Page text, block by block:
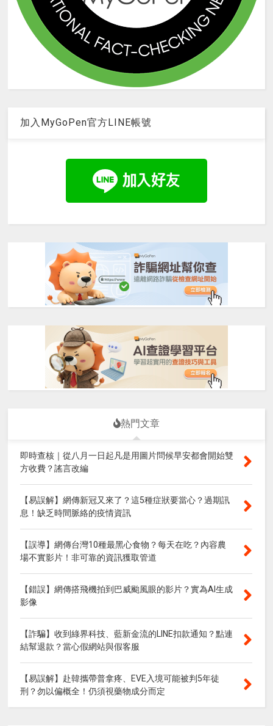
加入MyGoPen官方LINE帳號
熱門文章
即時查核｜從八月一日起凡是用圖片問候早安都會開始雙
方收費？謠言改編
【易誤解】網傳新冠又來了？這5種症狀要當心？過期訊
息！缺乏時間脈絡的疫情資訊
【誤導】網傳台灣10種最黑心食物？每天在吃？內容農
場不實影片！非可靠的資訊獲取管道
【錯誤】網傳搭飛機拍到巴威颱風眼的影片？實為AI生成
影像
【詐騙】收到綠界科技、藍新金流的LINE扣款通知？點連
結幫退款？當心假網站與假客服
【易誤解】赴韓攜帶普拿疼、EVE入境可能被判5年徒
刑？勿以偏概全！仍須視藥物成分而定